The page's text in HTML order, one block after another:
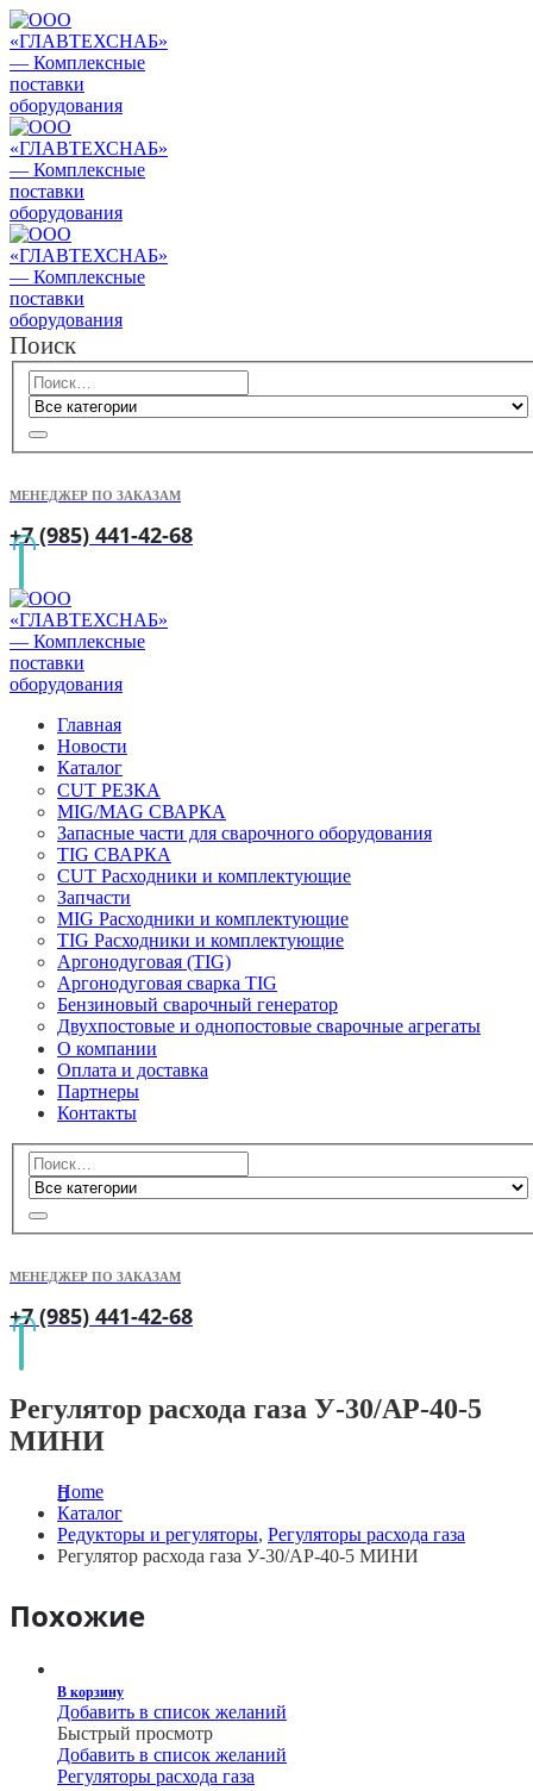
Поиск
МЕНЕДЖЕР ПО ЗАКАЗАМ
+7 (985) 441-42-68
Главная
Новости
Каталог
CUT РЕЗКА
MIG/MAG СВАРКА
Запасные части для сварочного оборудования
TIG СВАРКА
CUT Расходники и комплектующие
Запчасти
MIG Расходники и комплектующие
TIG Расходники и комплектующие
Аргонодуговая (TIG)
Аргонодуговая сварка TIG
Бензиновый сварочный генератор
Двухпостовые и однопостовые сварочные агрегаты
О компании
Оплата и доставка
Партнеры
Контакты
МЕНЕДЖЕР ПО ЗАКАЗАМ
+7 (985) 441-42-68
Регулятор расхода газа У-30/АР-40-5
МИНИ
Home
Каталог
Редукторы и регуляторы, Регуляторы расхода газа
Регулятор расхода газа У-30/АР-40-5 МИНИ
Похожие
В корзину
Добавить в список желаний
Быстрый просмотр
Добавить в список желаний
Регуляторы расхода газа